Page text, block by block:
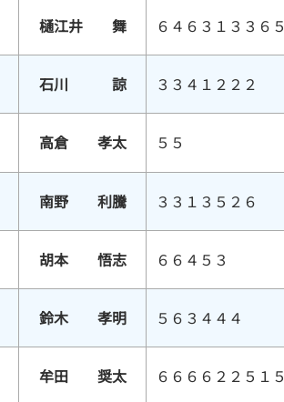
樋江井 舞 ６４６３１３３６５
石川 諒 ３３４１２２２
高倉 孝太 ５５
南野 利騰 ３３１３５２６
胡本 悟志 ６６４５３
鈴木 孝明 ５６３４４４
牟田 奨太 ６６６６２２５１５